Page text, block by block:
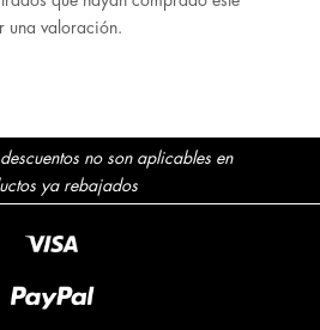
una valoración.
no son aplicables en
ya rebajados